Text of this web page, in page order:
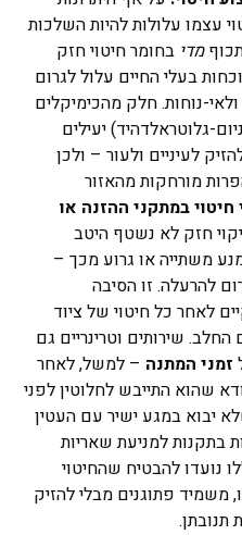
עצמו עלולות להיות השלכות
מדי בחומר חיטוי חזק
בעלי החיים עלול לגרום
נוחות. חלק מהכימיקלים
גלוטראלדהיד) יעילים
לעיניים ולעור – ולכן
מורחקות מהאזור
חיטוי במתקני ההזנה או
חזק לא נשטף היטב
משתייה או גרוע מכך –
להרעלה. זו הסיבה
לאחר כל חיטוי של ציוד
שירותים וטרינריים גם
זמני המתנה – למשל, לאחר
שהוא התייבש לחלוטין לפני
יבוא במגע ישיר עם העטין
בתקנות למניעת שאריות
נועדו להבטיח שהחיטוי
משמיד פתוגנים מבלי להזיק
תנובתן.